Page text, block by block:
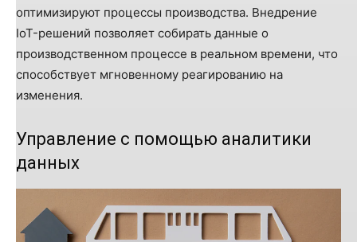
оптимизируют процессы производства. Внедрение
IoT-решений позволяет собирать данные о
производственном процессе в реальном времени, что
способствует мгновенному реагированию на
изменения.
Управление с помощью аналитики
данных